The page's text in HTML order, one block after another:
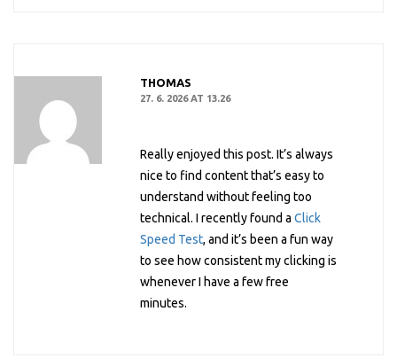
THOMAS
27. 6. 2026 AT 13.26
Really enjoyed this post. It’s always
nice to find content that’s easy to
understand without feeling too
technical. I recently found a Click
Speed Test, and it’s been a fun way
to see how consistent my clicking is
whenever I have a few free
minutes.